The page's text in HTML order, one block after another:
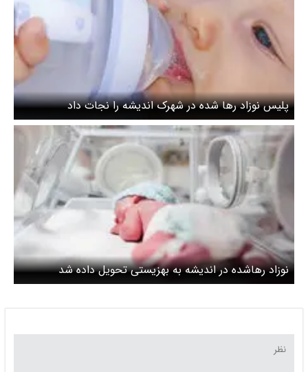
پلیس نوزاد رها شده در شهرک اندیشه را نجات داد
نوزاد رهاشده در اندیشه به بهزیستی تحویل داده شد